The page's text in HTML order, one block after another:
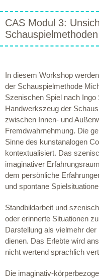
CAS Modul 3:
In diesem Workshop
der Schauspielmethode
Szenischen Spiel nach
Handwerkszeug der
zwischen Innen- und
Fremdwahrnehmung. Die
Sinne des kunstanalogen
kontextualisiert. Das
imaginativer
dem persönliche
und spontane
Standbildarbeit und
oder erinnerte Situationen
Darstellung als vielmehr
dienen. Das Erlebte wird
nicht wertend sprachlich
Die imaginativ-